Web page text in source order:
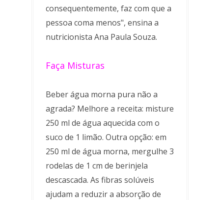
consequentemente, faz com que a
pessoa coma menos", ensina a
nutricionista Ana Paula Souza.
Faça Misturas
Beber água morna pura não a
agrada? Melhore a receita: misture
250 ml de água aquecida com o
suco de 1 limão. Outra opção: em
250 ml de água morna, mergulhe 3
rodelas de 1 cm de berinjela
descascada. As fibras solúveis
ajudam a reduzir a absorção de